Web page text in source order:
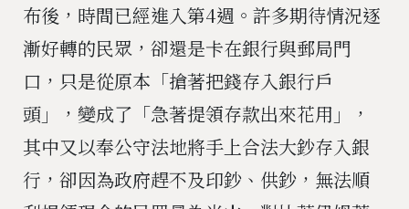
布後，時間已經進入第4週。許多期待情況逐
漸好轉的民眾，卻還是卡在銀行與郵局門
口，只是從原本「搶著把錢存入銀行戶
頭」，變成了「急著提領存款出來花用」，
其中又以奉公守法地將手上合法大鈔存入銀
行，卻因為政府趕不及印鈔、供鈔，無法順